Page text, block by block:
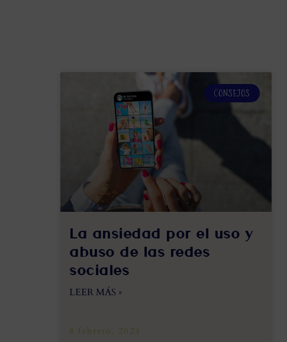
CONSEJOS
La ansiedad por el uso y
abuso de las redes
sociales
LEER MÁS »
8 febrero, 2024